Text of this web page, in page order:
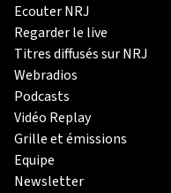
Ecouter NRJ
Regarder le live
Titres diffusés sur NRJ
Webradios
Podcasts
Vidéo Replay
Grille et émissions
Equipe
Newsletter